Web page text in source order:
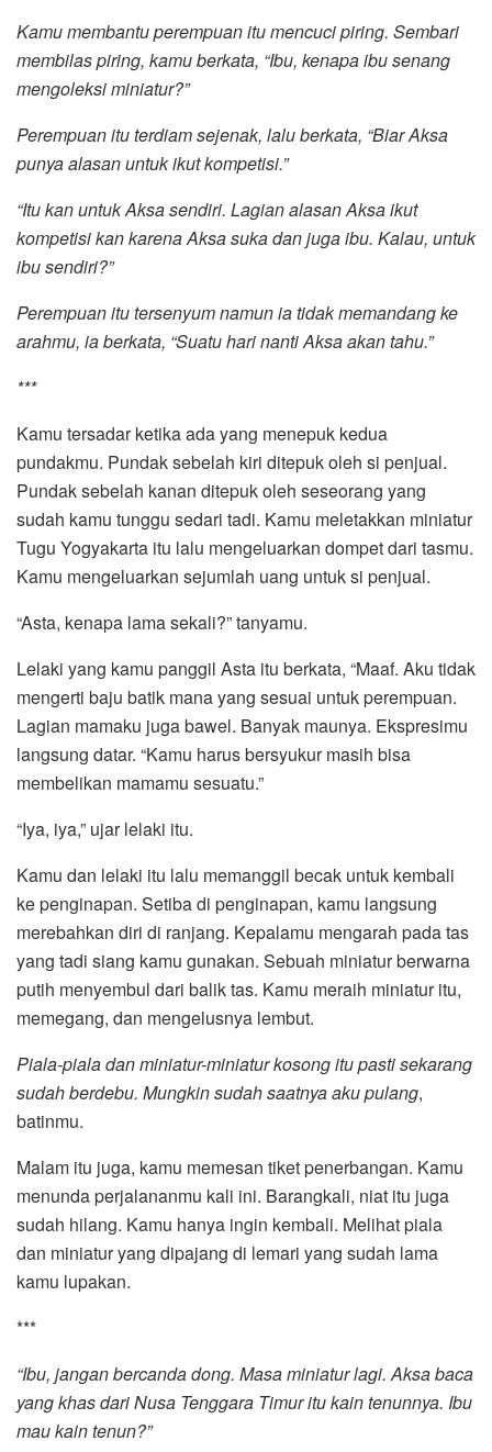
Kamu membantu perempuan itu mencuci piring. Sembari
membilas piring, kamu berkata, “Ibu, kenapa ibu senang
mengoleksi miniatur?”
Perempuan itu terdiam sejenak, lalu berkata, “Biar Aksa
punya alasan untuk ikut kompetisi.”
“Itu kan untuk Aksa sendiri. Lagian alasan Aksa ikut
kompetisi kan karena Aksa suka dan juga ibu. Kalau, untuk
ibu sendiri?”
Perempuan itu tersenyum namun ia tidak memandang ke
arahmu, ia berkata, “Suatu hari nanti Aksa akan tahu.”
***
Kamu tersadar ketika ada yang menepuk kedua
pundakmu. Pundak sebelah kiri ditepuk oleh si penjual.
Pundak sebelah kanan ditepuk oleh seseorang yang
sudah kamu tunggu sedari tadi. Kamu meletakkan miniatur
Tugu Yogyakarta itu lalu mengeluarkan dompet dari tasmu.
Kamu mengeluarkan sejumlah uang untuk si penjual.
“Asta, kenapa lama sekali?” tanyamu.
Lelaki yang kamu panggil Asta itu berkata, “Maaf. Aku tidak
mengerti baju batik mana yang sesuai untuk perempuan.
Lagian mamaku juga bawel. Banyak maunya. Ekspresimu
langsung datar. “Kamu harus bersyukur masih bisa
membelikan mamamu sesuatu.”
“Iya, iya,” ujar lelaki itu.
Kamu dan lelaki itu lalu memanggil becak untuk kembali
ke penginapan. Setiba di penginapan, kamu langsung
merebahkan diri di ranjang. Kepalamu mengarah pada tas
yang tadi siang kamu gunakan. Sebuah miniatur berwarna
putih menyembul dari balik tas. Kamu meraih miniatur itu,
memegang, dan mengelusnya lembut.
Piala-piala dan miniatur-miniatur kosong itu pasti sekarang
sudah berdebu. Mungkin sudah saatnya aku pulang,
batinmu.
Malam itu juga, kamu memesan tiket penerbangan. Kamu
menunda perjalananmu kali ini. Barangkali, niat itu juga
sudah hilang. Kamu hanya ingin kembali. Melihat piala
dan miniatur yang dipajang di lemari yang sudah lama
kamu lupakan.
***
“Ibu, jangan bercanda dong. Masa miniatur lagi. Aksa baca
yang khas dari Nusa Tenggara Timur itu kain tenunnya. Ibu
mau kain tenun?”